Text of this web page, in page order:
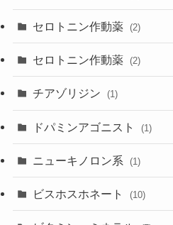
セロトニン作動薬 (2)
セロトニン作動薬 (2)
チアゾリジン (1)
ドパミンアゴニスト (1)
ニューキノロン系 (1)
ビスホスホネート (10)